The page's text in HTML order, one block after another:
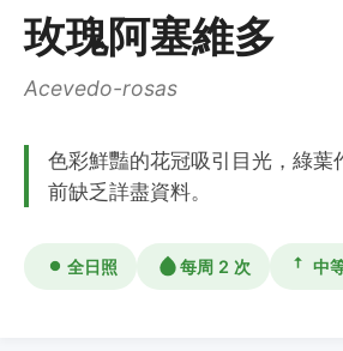
玫瑰阿塞維多
Acevedo-rosas
色彩鮮豔的花冠吸引目光，綠葉
前缺乏詳盡資料。
全日照 每周 2 次 中